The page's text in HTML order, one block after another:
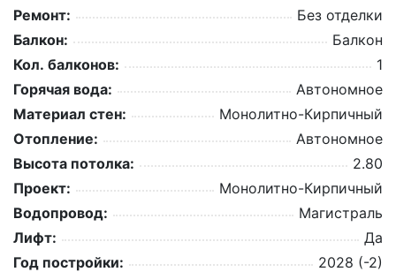
Ремонт:
Без отделки
Балкон:
Балкон
Кол. балконов:
1
Горячая вода:
Автономное
Материал стен:
Монолитно-Кирпичный
Отопление:
Автономное
Высота потолка:
2.80
Проект:
Монолитно-Кирпичный
Водопровод:
Магистраль
Лифт:
Да
Год постройки:
2028 (-2)